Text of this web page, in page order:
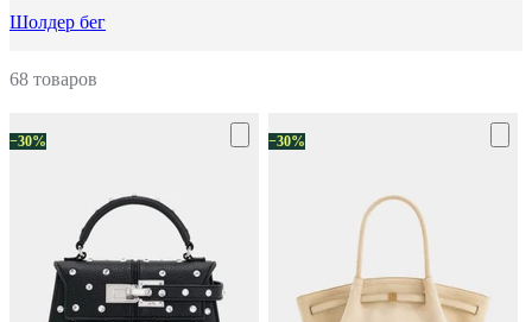
Шолдер бег
68 товаров
−30% −30%